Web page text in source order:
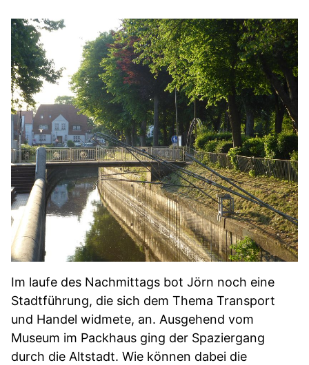
Im laufe des Nachmittags bot Jörn noch eine
Stadtführung, die sich dem Thema Transport
und Handel widmete, an. Ausgehend vom
Museum im Packhaus ging der Spaziergang
durch die Altstadt. Wie können dabei die